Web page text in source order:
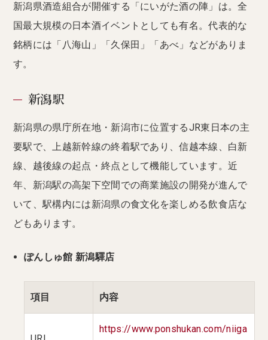
新潟県酒造組合が開催する「にいがた酒の陣」は。全
国最大規模の日本酒イベントとしても有名。代表的な
銘柄には「八海山」「久保田」「あべ」などがありま
す。
新潟駅
新潟県の県庁所在地・新潟市に位置するJR東日本の主
要駅で、上越新幹線の終着駅であり、信越本線、白新
線、越後線の起点・終点として機能しています。近
年、新潟駅の高架下空間での商業施設の開発が進んで
いて、駅構内には新潟県の食文化を楽しめる飲食店な
どもあります。
ぽんしゅ館 新潟驛店
項目 内容
https://www.ponshukan.com/niiga